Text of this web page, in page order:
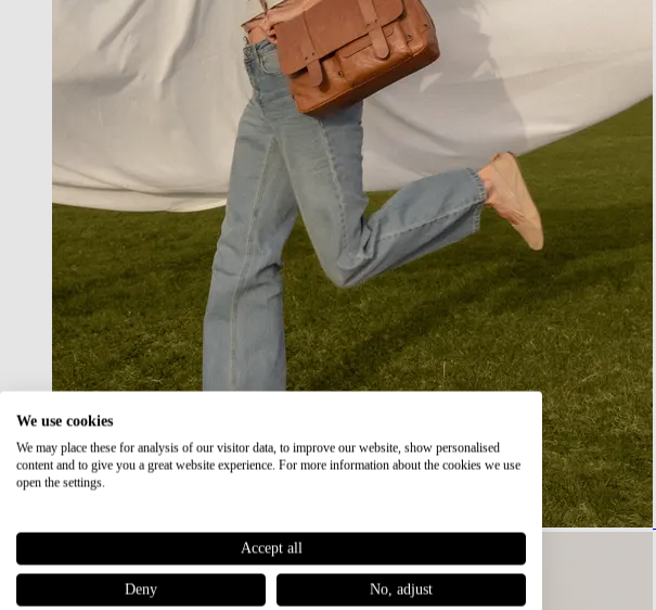
We use cookies
We may place these for analysis of our visitor data, to improve our website, show personalised
content and to give you a great website experience. For more information about the cookies we use
open the settings.
Accept all
Deny No, adjust